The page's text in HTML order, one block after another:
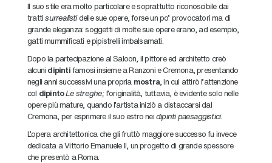
Il suo stile era molto particolare e soprattutto riconoscibile dai
trattisurrealistidelle sue opere, forse un po’ provocatori ma di
grande eleganza: soggetti di molte sue opere erano, ad esempio,
gatti mummificati e pipistrelli imbalsamati.
Dopo la partecipazione al Saloon, il pittore ed architetto creò
alcuni dipintifamosi insieme a Ranzoni e Cremona, presentando
negli anni successivi una propria mostra, in cui attirò l’attenzione
col dipintoLe streghe;l’originalità, tuttavia, è evidente solo nelle
opere più mature, quando l’artista iniziò a distaccarsi dal
Cremona, per esprimere il suo estro neidipinti paesaggistici.
L’opera architettonica che gli fruttò maggiore successo fu invece
dedicata a Vittorio Emanuele II, un progetto di grande spessore
che presentò a Roma.